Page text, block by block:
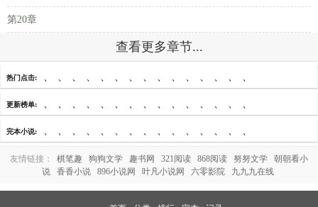
第20章
查看更多章节...
热门点击: 、 、 、 、 、 、 、 、 、 、 、 、 、 、 、
更新榜单: 、 、 、 、 、 、 、 、 、 、 、 、 、 、 、
完本小说: 、 、 、 、 、 、 、 、 、 、 、 、 、 、 、
友情链接： 棋笔趣 狗狗文学 趣书网 321阅读 868阅读 努努文学
朝朝看小
说
香香小说 896小说网 叶凡小说网 六零影院 九九九在线